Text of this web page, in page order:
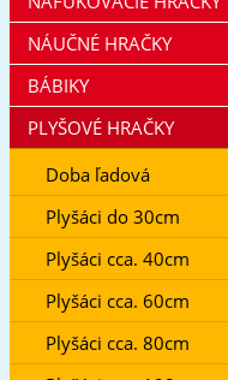
NÁUČNÉ HRAČKY
BÁBIKY
PLYŠOVÉ HRAČKY
Doba ľadová
Plyšáci do 30cm
Plyšáci cca. 40cm
Plyšáci cca. 60cm
Plyšáci cca. 80cm